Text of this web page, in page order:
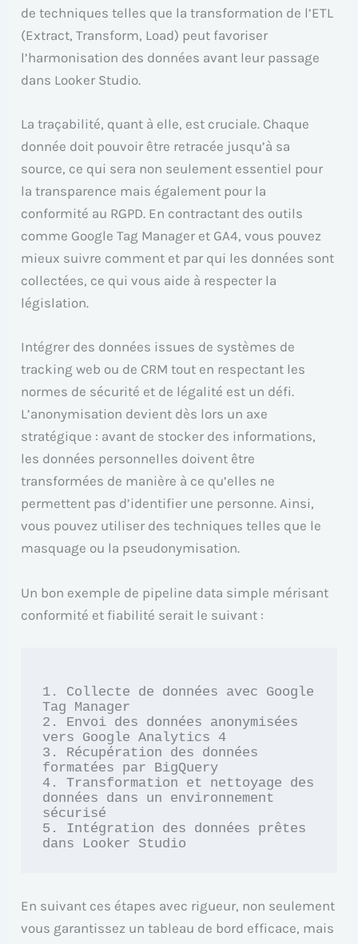
de techniques telles que la transformation de l’ETL
(Extract, Transform, Load) peut favoriser
l’harmonisation des données avant leur passage
dans Looker Studio.
La traçabilité, quant à elle, est cruciale. Chaque
donnée doit pouvoir être retracée jusqu’à sa
source, ce qui sera non seulement essentiel pour
la transparence mais également pour la
conformité au RGPD. En contractant des outils
comme Google Tag Manager et GA4, vous pouvez
mieux suivre comment et par qui les données sont
collectées, ce qui vous aide à respecter la
législation.
Intégrer des données issues de systèmes de
tracking web ou de CRM tout en respectant les
normes de sécurité et de légalité est un défi.
L’anonymisation devient dès lors un axe
stratégique : avant de stocker des informations,
les données personnelles doivent être
transformées de manière à ce qu’elles ne
permettent pas d’identifier une personne. Ainsi,
vous pouvez utiliser des techniques telles que le
masquage ou la pseudonymisation.
Un bon exemple de pipeline data simple mérisant
conformité et fiabilité serait le suivant :
1. Collecte de données avec Google
Tag Manager
2. Envoi des données anonymisées
vers Google Analytics 4
3. Récupération des données
formatées par BigQuery
4. Transformation et nettoyage des
données dans un environnement
sécurisé
5. Intégration des données prêtes
En suivant ces étapes avec rigueur, non seulement
vous garantissez un tableau de bord efficace, mais